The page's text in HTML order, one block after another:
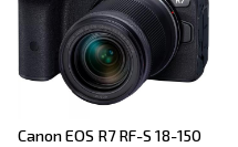
Canon EOS R7 RF-S 18-150